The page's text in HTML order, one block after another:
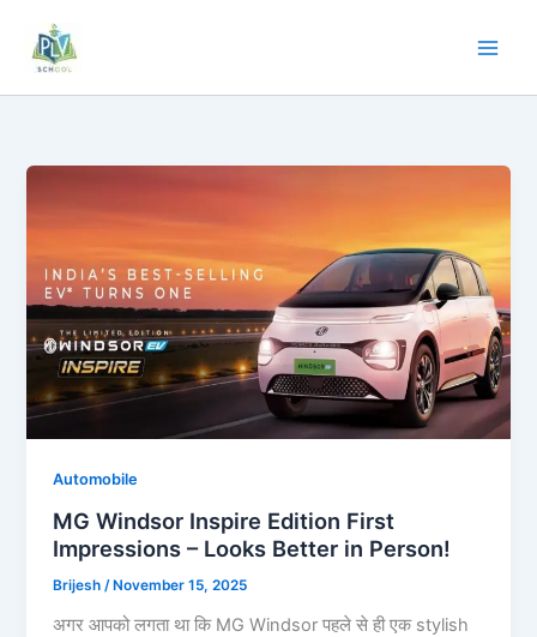
Automobile
MG Windsor Inspire Edition First
Impressions – Looks Better in Person!
Brijesh/ November 15, 2025
अगर आपको लगता था कि MG Windsor पहले से ही एक stylish